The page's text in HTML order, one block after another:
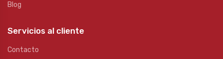
Blog
Servicios al cliente
Contacto